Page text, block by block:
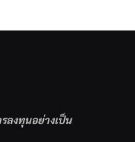
ลงทุนอย่างเป็น